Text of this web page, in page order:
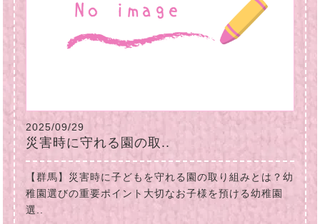
2025/09/29
災害時に守れる園の取..
【群馬】災害時に子どもを守れる園の取り組みとは？幼
稚園選びの重要ポイント大切なお子様を預ける幼稚園
選..